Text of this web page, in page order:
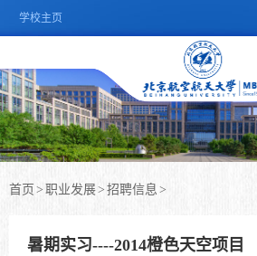
学校主页
首页 > 职业发展> 招聘信息 >
暑期实习----2014橙色天空项目